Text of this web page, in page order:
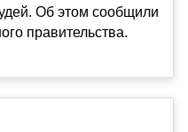
Об этом сообщили
правительства.